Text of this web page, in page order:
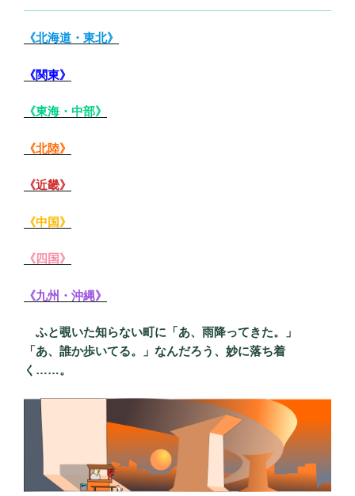
《北海道・東北》
《関東》
《東海・中部》
《北陸》
《近畿》
《中国》
《四国》
《九州・沖縄》
ふと覗いた知らない町に 「あ、雨降ってきた。」
「あ、誰か歩いてる。」なんだろう、妙に落ち着
く……。